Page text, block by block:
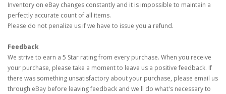
Inventory on eBay changes constantly and it is impossible to maintain a
perfectly accurate count of all items.
Please do not penalize us if we have to issue you a refund.
Feedback
We strive to earn a 5 Star rating from every purchase. When you receive
your purchase, please take a moment to leave us a positive feedback. If
there was something unsatisfactory about your purchase, please email us
through eBay before leaving feedback and we'll do what's necessary to